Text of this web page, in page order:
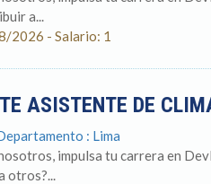
a...
2026 - Salario: 1
ASISTENTE DE
: Lima
impulsa tu carrera en
otros?...